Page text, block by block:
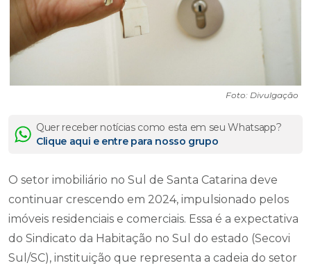
Foto: Divulgação
Quer receber notícias como esta em seu Whatsapp?
Clique aqui e entre para nosso grupo
O setor imobiliário no Sul de Santa Catarina deve
continuar crescendo em 2024, impulsionado pelos
imóveis residenciais e comerciais. Essa é a expectativa
do Sindicato da Habitação no Sul do estado (Secovi
Sul/SC), instituição que representa a cadeia do setor